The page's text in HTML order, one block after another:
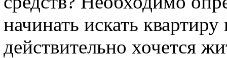
начинать искать
действительно хочется